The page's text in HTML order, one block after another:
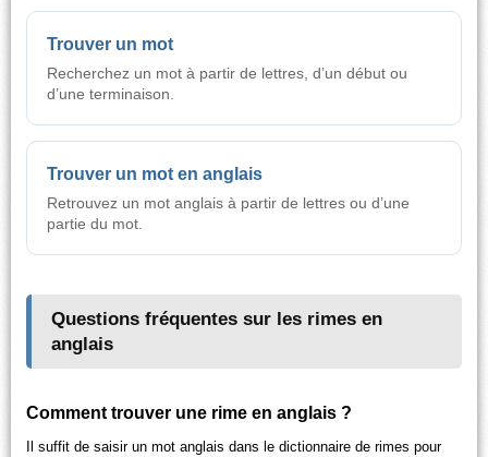
Trouver un mot
Recherchez un mot à partir de lettres, d’un début ou
d’une terminaison.
Trouver un mot en anglais
Retrouvez un mot anglais à partir de lettres ou d’une
partie du mot.
Questions fréquentes sur les rimes en
anglais
Comment trouver une rime en anglais ?
Il suffit de saisir un mot anglais dans le dictionnaire de rimes pour